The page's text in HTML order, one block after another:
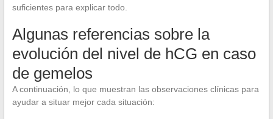
suficientes para explicar todo.
Algunas referencias sobre la
evolución del nivel de hCG en caso
de gemelos
A continuación, lo que muestran las observaciones clínicas para
ayudar a situar mejor cada situación: